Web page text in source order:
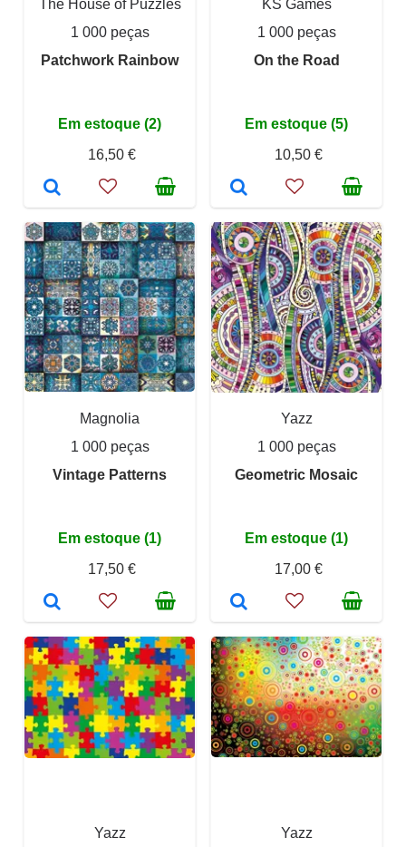
The House of Puzzles
1 000 peças
Patchwork Rainbow
Em estoque (2)
16,50 €
KS Games
1 000 peças
On the Road
Em estoque (5)
10,50 €
Magnolia
1 000 peças
Vintage Patterns
Em estoque (1)
17,50 €
Yazz
1 000 peças
Geometric Mosaic
Em estoque (1)
17,00 €
Yazz
Yazz